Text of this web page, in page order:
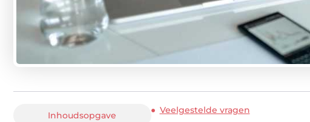
Inhoudsopgave Veelgestelde vragen